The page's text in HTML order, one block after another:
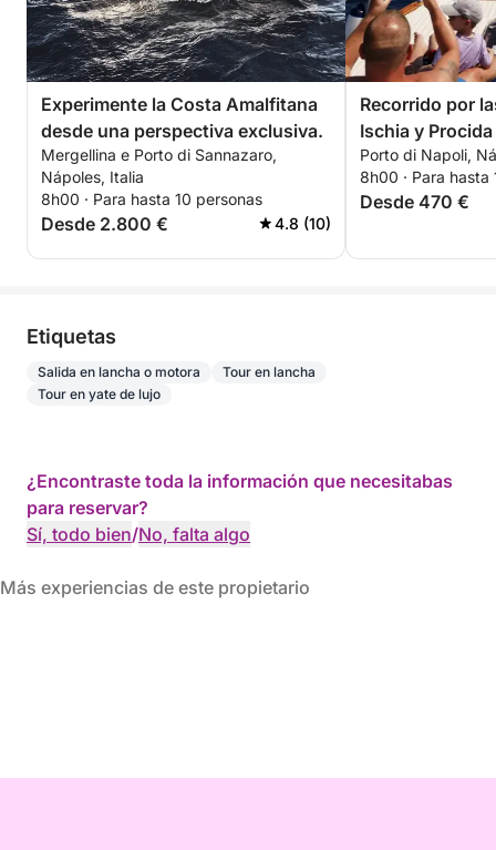
Experimente la Costa Amalfitana
desde una perspectiva exclusiva.
Mergellina e Porto di Sannazaro,
Nápoles, Italia
8h00 · Para hasta 10 personas
Desde 2.800 € 4.8 (10)
Recorrido por
Ischia y
Nápoles) o
Nápoles) o
Nápoles)
Porto di Napoli,
8h00 · Para hasta
Desde 470 €
Etiquetas
Salida en lancha o motora
Tour en lancha
Tour en yate de lujo
¿Encontraste toda la información que necesitabas
para reservar?
Sí, todo bien/No, falta algo
Más experiencias de este propietario